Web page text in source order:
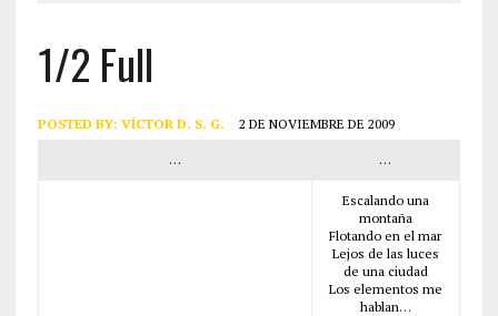
1/2 Full
POSTED BY: VÍCTOR D. S. G. 2 DE NOVIEMBRE DE 2009
… …
Escalando una
montaña
Flotando en el mar
Lejos de las luces
de una ciudad
Los elementos me
hablan…